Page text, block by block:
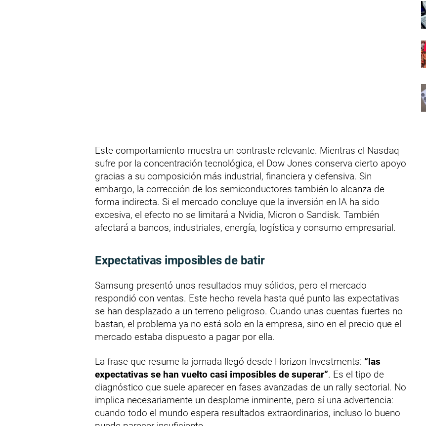
Este comportamiento muestra un contraste relevante. Mientras el Nasdaq
sufre por la concentración tecnológica, el Dow Jones conserva cierto apoyo
gracias a su composición más industrial, financiera y defensiva. Sin
embargo, la corrección de los semiconductores también lo alcanza de
forma indirecta. Si el mercado concluye que la inversión en IA ha sido
excesiva, el efecto no se limitará a Nvidia, Micron o Sandisk. También
afectará a bancos, industriales, energía, logística y consumo empresarial.
Expectativas imposibles de batir
Samsung presentó unos resultados muy sólidos, pero el mercado
respondió con ventas. Este hecho revela hasta qué punto las expectativas
se han desplazado a un terreno peligroso. Cuando unas cuentas fuertes no
bastan, el problema ya no está solo en la empresa, sino en el precio que el
mercado estaba dispuesto a pagar por ella.
La frase que resume la jornada llegó desde Horizon Investments: “las
expectativas se han vuelto casi imposibles de superar”. Es el tipo de
diagnóstico que suele aparecer en fases avanzadas de un rally sectorial. No
implica necesariamente un desplome inminente, pero sí una advertencia:
cuando todo el mundo espera resultados extraordinarios, incluso lo bueno